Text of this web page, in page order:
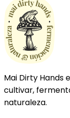
Mai Dirty Hands
cultivar,
naturaleza.